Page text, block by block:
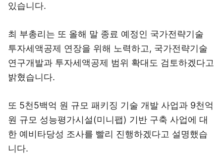
있습니다.
최 부총리는 또 올해 말 종료 예정인 국가전략기술
투자세액공제 연장을 위해 노력하고, 국가전략기술
연구개발과 투자세액공제 범위 확대도 검토하겠다고
밝혔습니다.
또 5천5백억 원 규모 패키징 기술 개발 사업과 9천억
원 규모 성능평가시설(미니팹) 기반 구축 사업에 대
한 예비타당성 조사를 빨리 진행하겠다고 설명했습
니다.